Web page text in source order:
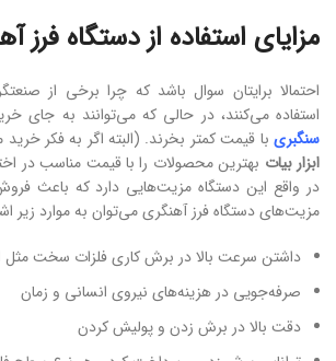
مزایای استفاده از دستگاه فرز
احتمالا برایتان سوال باشد که چرا برخی از
استفاده می‌کنند، در حالی که می‌توانند به جای
سنگبری با قیمت کمتر بخرند. (البته اگر به فکر
ابزار بیات بهترین محصولات را با قیمت مناسب در
در واقع این دستگاه مزیت‌هایی دارد که باعث
مزیت‌های دستگاه فرز آهنگری می‌توان به موارد زیر
داشتن سرعت بالا در برش کاری فلزات سخت مثل
صرفه‌جویی در هزینه‌های نیروی انسانی و زمان
دقت بالا در برش زدن و پولیش کردن